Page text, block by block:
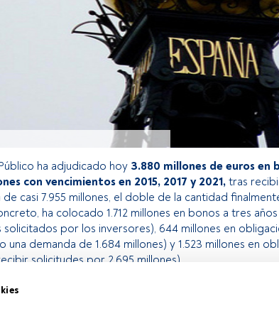
ha adjudicado hoy 3.880 millones de euros en
con vencimientos en 2015, 2017 y 2021,tras
de casi 7.955 millones, el doble de la cantidad
ha colocado 1.712 millones en bonos a tres
solicitados por los inversores), 644 millones en
una demanda de 1.684 millones) y 1.523 millones en
solicitudes por 2.695 millones).